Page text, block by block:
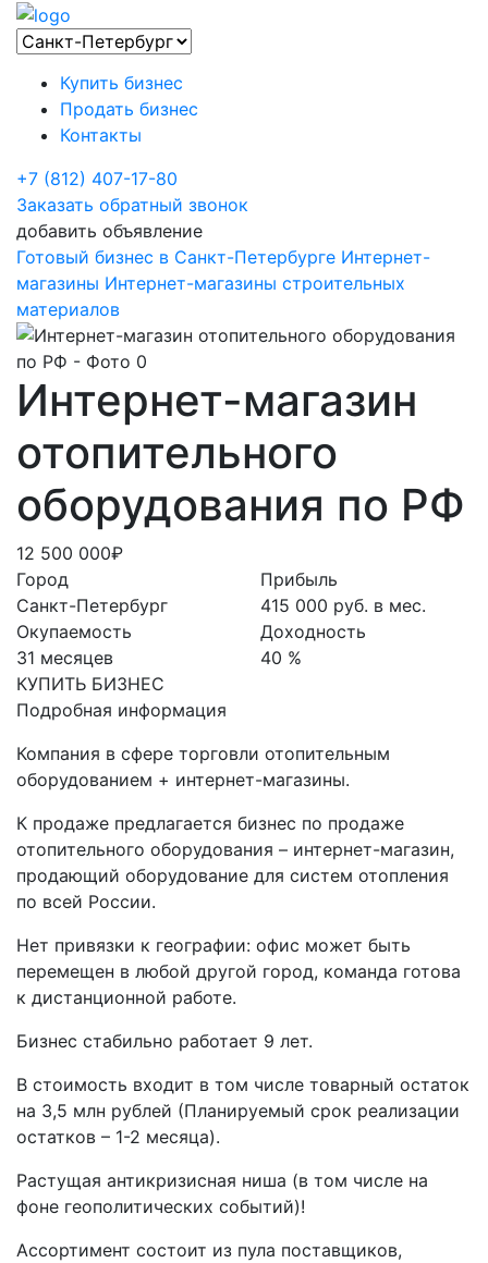
Купить бизнес
Продать бизнес
Контакты
+7 (812) 407-17-80
Заказать обратный звонок
добавить объявление
Готовый бизнес в Санкт-Петербурге Интернет-
магазины Интернет-магазины строительных
материалов
Интернет-магазин
отопительного
оборудования по РФ
12 500 000₽
Город
Санкт-Петербург
Окупаемость
31 месяцев
КУПИТЬ БИЗНЕС
Прибыль
415 000 руб. в мес.
Доходность
40 %
Подробная информация
Компания в сфере торговли отопительным
оборудованием + интернет-магазины.
К продаже предлагается бизнес по продаже
отопительного оборудования – интернет-магазин,
продающий оборудование для систем отопления
по всей России.
Нет привязки к географии: офис может быть
перемещен в любой другой город, команда готова
к дистанционной работе.
Бизнес стабильно работает 9 лет.
В стоимость входит в том числе товарный остаток
на 3,5 млн рублей (Планируемый срок реализации
остатков – 1-2 месяца).
Растущая антикризисная ниша (в том числе на
фоне геополитических событий)!
Ассортимент состоит из пула поставщиков,